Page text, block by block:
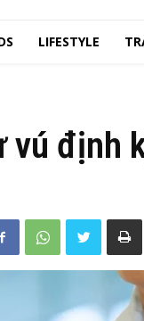
LIFESTYLE
vú định